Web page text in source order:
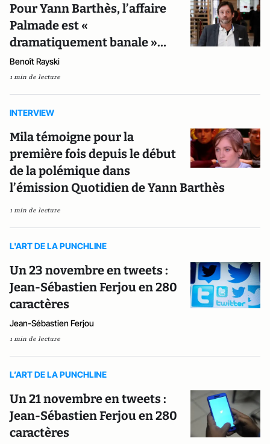
Pour Yann Barthès, l’affaire
Palmade est «
dramatiquement banale »…
Benoît Rayski
1 min de lecture
INTERVIEW
Mila témoigne pour la
première fois depuis le début
de la polémique dans
l’émission Quotidien de Yann Barthès
1 min de lecture
L'ART DE LA PUNCHLINE
Un 23 novembre en tweets :
Jean-Sébastien Ferjou en 280
caractères
Jean-Sébastien Ferjou
1 min de lecture
L’ART DE LA PUNCHLINE
Un 21 novembre en tweets :
Jean-Sébastien Ferjou en 280
caractères